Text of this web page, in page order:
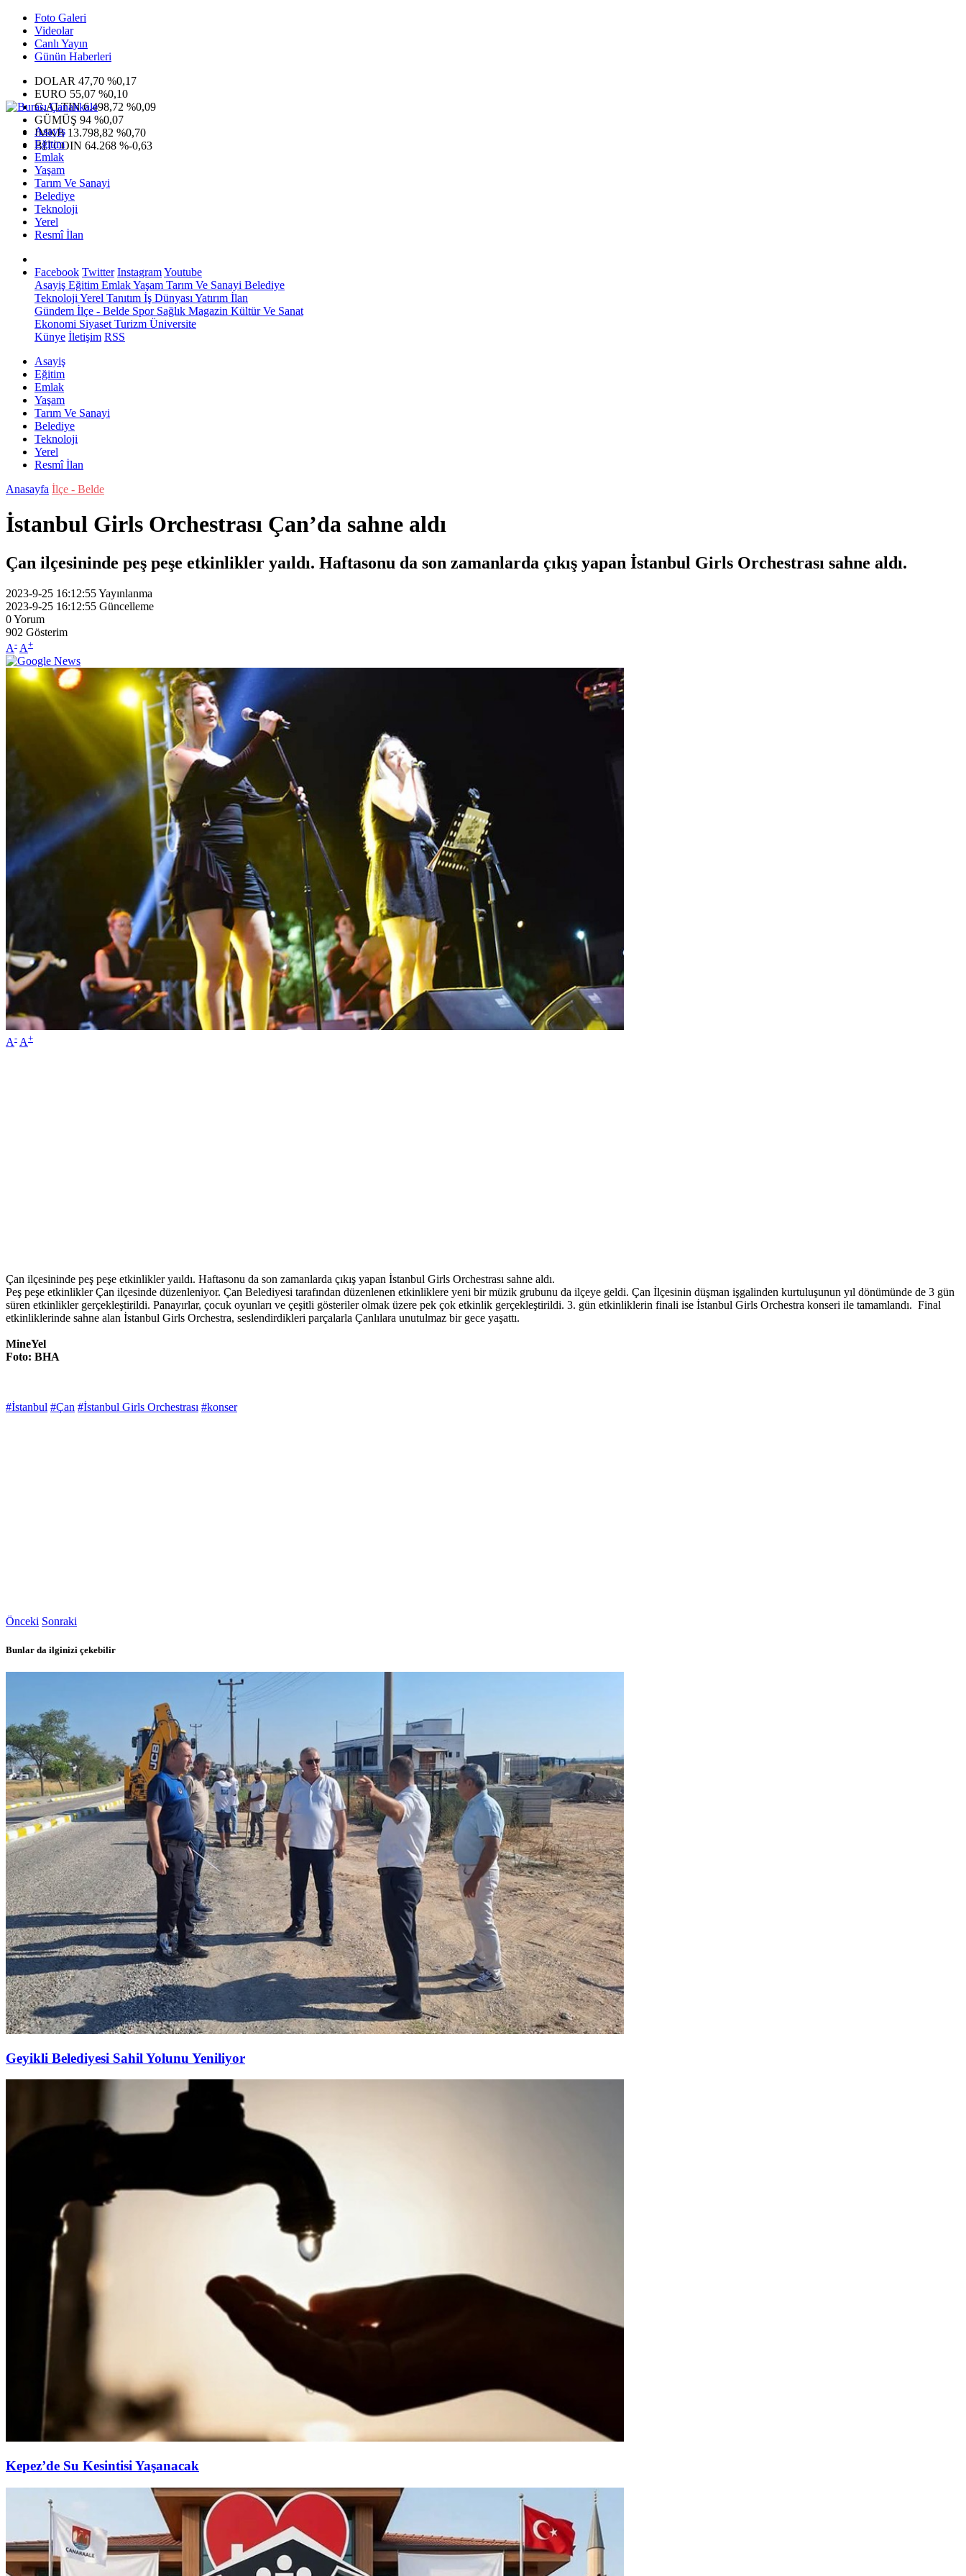
Foto Galeri
Videolar
Canlı Yayın
Günün Haberleri
DOLAR 47,70 %0,17
EURO 55,07 %0,10
G.ALTIN6.498,72 %0,09
GÜMÜŞ 94 %0,07
IMKB 13.798,82 %0,70
BITCOIN 64.268 %-0,63
Asayiş
Eğitim
Emlak
Yaşam
Tarım Ve Sanayi
Belediye
Teknoloji
Yerel
Resmî İlan
Facebook Twitter InstagramYoutube
Asayiş Eğitim EmlakYaşam Tarım Ve Sanayi Belediye
Teknoloji Yerel Tanıtım İş Dünyası Yatırım İlan
Gündem İlçe - Belde SporSağlık Magazin Kültür Ve Sanat
Ekonomi Siyaset Turizm Üniversite
Künye İletişim RSS
Asayiş
Eğitim
Emlak
Yaşam
Tarım Ve Sanayi
Belediye
Teknoloji
Yerel
Resmî İlan
Anasayfa İlçe - Belde
İstanbul Girls Orchestrası Çan’da sahne aldı
Çan ilçesininde peş peşe etkinlikler yaıldı. Haftasonu da son zamanlarda çıkış yapan İstanbul Girls Orchestrası sahne aldı.
2023-9-25 16:12:55Yayınlanma
2023-9-25 16:12:55 Güncelleme
0Yorum
902 Gösterim
A- A+
A- A+
Çan ilçesininde peş peşe etkinlikler yaıldı. Haftasonu da son zamanlarda çıkış yapan İstanbul Girls Orchestrası sahne aldı.
Peş peşe etkinlikler Çan ilçesinde düzenleniyor. Çan Belediyesi tarafından düzenlenen etkinliklere yeni bir müzik grubunu da ilçeye geldi. Çan İlçesinin düşman işgalinden kurtuluşunun yıl dönümünde de 3 gün
süren etkinlikler gerçekleştirildi. Panayırlar, çocuk oyunları ve çeşitli gösteriler olmak üzere pek çok etkinlik gerçekleştirildi. 3. gün etkinliklerin finali ise İstanbul Girls Orchestra konseri ile tamamlandı. Final
etkinliklerinde sahne alan İstanbul Girls Orchestra, seslendirdikleri parçalarla Çanlılara unutulmaz bir gece yaşattı.
MineYel
Foto: BHA
#İstanbul #Çan #İstanbul Girls Orchestrası #konser
Önceki Sonraki
Bunlar da ilginizi çekebilir
Geyikli Belediyesi Sahil Yolunu Yeniliyor
Kepez’de Su Kesintisi Yaşanacak